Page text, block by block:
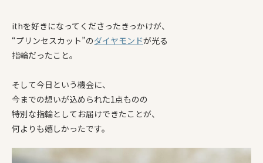
ithを好きになってくださったきっかけが、
“プリンセスカット”のダイヤモンドが光る
指輪だったこと。
そして今日という機会に、
今までの想いが込められた1点ものの
特別な指輪としてお届けできたことが、
何よりも嬉しかったです。